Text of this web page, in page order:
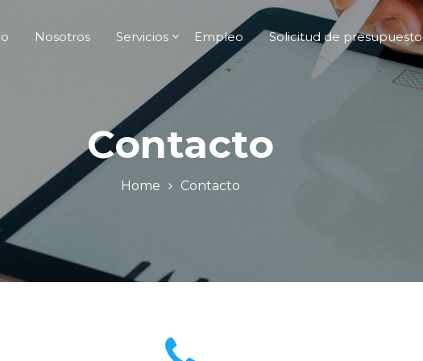
Nosotros Servicios Empleo Solicitud de presupuesto
Contacto
Home Contacto